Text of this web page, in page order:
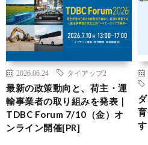
2026.06.24 タイアップ2
最新の政策動向と、荷主・運
輸事業者の取り組みを発表｜
TDBC Forum 7/10（金）オ
ンライン開催[PR]